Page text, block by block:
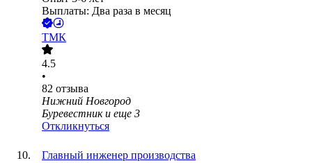
Выплаты: Два раза в месяц
ТМК
4.5
•
82 отзыва
Нижний Новгород
Буревестник и еще 3
Откликнуться
Главный инженер производства